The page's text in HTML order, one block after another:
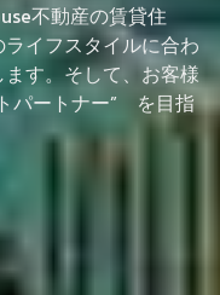
不動産の賃貸住
イフスタイルに合わ
す。そして、お客様
パートナー” を目指